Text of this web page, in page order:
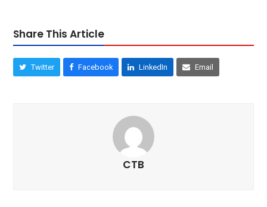
Share This Article
Twitter Facebook LinkedIn Email
CTB